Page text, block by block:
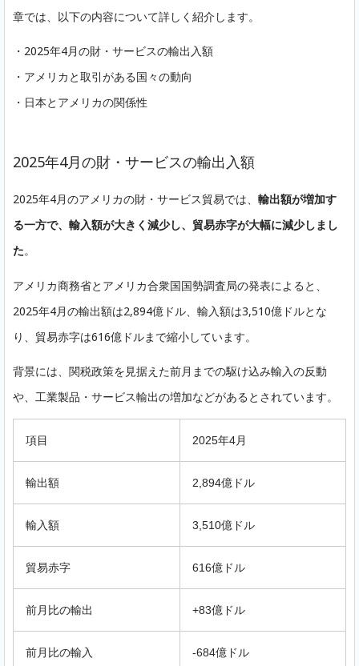
章では、以下の内容について詳しく紹介します。
・2025年4月の財・サービスの輸出入額
・アメリカと取引がある国々の動向
・日本とアメリカの関係性
2025年4月の財・サービスの輸出入額
2025年4月のアメリカの財・サービス貿易では、 輸出額が増加す
る一方で、輸入額が大きく減少し、貿易赤字が大幅に減少しまし
た。
アメリカ商務省とアメリカ合衆国国勢調査局の発表によると、
2025年4月の輸出額は2,894億ドル、輸入額は3,510億ドルとな
り、貿易赤字は616億ドルまで縮小しています。
背景には、関税政策を見据えた前月までの駆け込み輸入の反動
や、工業製品・サービス輸出の増加などがあるとされています。
項目 2025年4月
輸出額 2,894億ドル
輸入額 3,510億ドル
貿易赤字 616億ドル
前月比の輸出 +83億ドル
前月比の輸入 -684億ドル